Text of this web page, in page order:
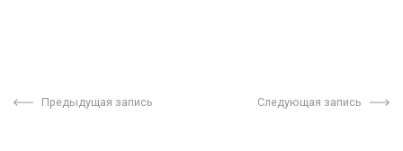
Предыдущая запись Следующая запись